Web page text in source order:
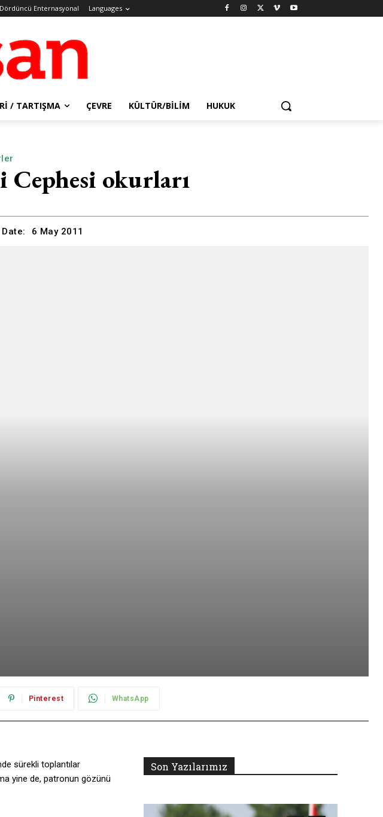
Enternasyonal Languages
/ TARTIŞMA ÇEVRE KÜLTÜR/BILIM HUKUK
okurları
Date: 6 May 2011
Pinterest WhatsApp
sürekli toplantılar
yine de, patronun gözünü
Son Yazılarımız